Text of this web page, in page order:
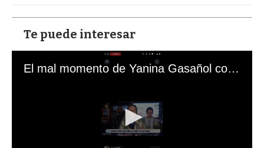
Te puede interesar
El mal momento de Yanina Gasañol con un hincha argentino en "Subrayado"